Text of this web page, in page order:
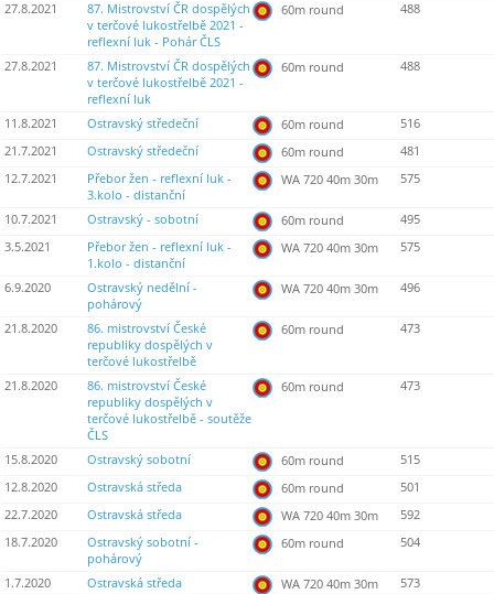
27.8.2021
87. Mistrovství ČR dospělých
v terčové lukostřelbě 2021 -
reflexní luk - Pohár ČLS
60m round 488
27.8.2021
87. Mistrovství ČR dospělých
v terčové lukostřelbě 2021 -
reflexní luk
60m round 488
11.8.2021 Ostravský středeční 60m round
516
21.7.2021
Ostravský středeční 60m round
481
12.7.2021
Přebor žen - reflexní luk -
3.kolo - distanční
WA 720 40m 30m 575
10.7.2021 Ostravský - sobotní 60m round
495
3.5.2021
Přebor žen - reflexní luk -
1.kolo - distanční
WA 720 40m 30m 575
6.9.2020
Ostravský nedělní -
pohárový
WA 720 40m 30m 496
21.8.2020
86. mistrovství České
republiky dospělých v
terčové lukostřelbě
60m round 473
21.8.2020
86. mistrovství České
republiky dospělých v
terčové lukostřelbě - soutěže
ČLS
60m round 473
15.8.2020 Ostravský sobotní 60m round
515
12.8.2020
Ostravská středa 60m round
501
22.7.2020
Ostravská středa WA 720 40m 30m
592
18.7.2020
Ostravský sobotní -
pohárový
60m round 504
1.7.2020 Ostravská středa WA 720 40m 30m
573